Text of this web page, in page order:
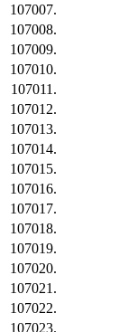
107007.
107008.
107009.
107010.
107011.
107012.
107013.
107014.
107015.
107016.
107017.
107018.
107019.
107020.
107021.
107022.
107023.